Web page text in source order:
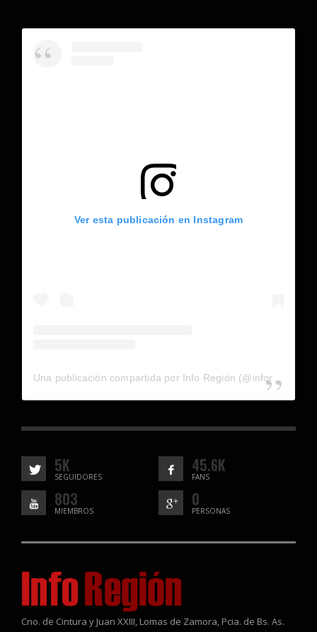
Ver esta publicación en Instagram
5K
SEGUIDORES
45.6K
FANS
803
MIEMBROS
0
PERSONAS
Cno. de Cintura y Juan XXIII, Lomas de Zamora, Pcia. de Bs. As.